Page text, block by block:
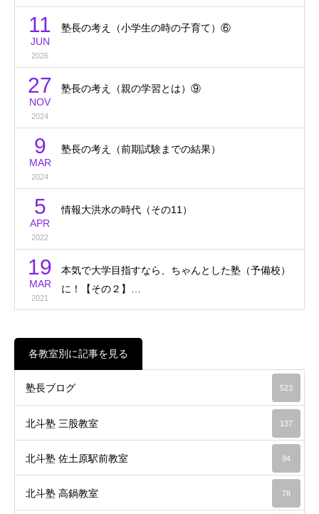
11
JUN
2026
塾長の考え（小学生の時の子育て）⑥
27
NOV
2024
塾長の考え（親の学習とは）⑨
9
MAR
2024
塾長の考え（前期試験までの結果）
5
APR
2022
情報大洪水の時代（その11）
19
MAR
2021
本気で大学目指すなら、ちゃんとした塾（予備校）
に！【その２】…
各教室別に記事を見る
塾長ブログ 523
北斗塾 三股教室 137
北斗塾 佐土原駅前教室 94
北斗塾 高鍋教室 78